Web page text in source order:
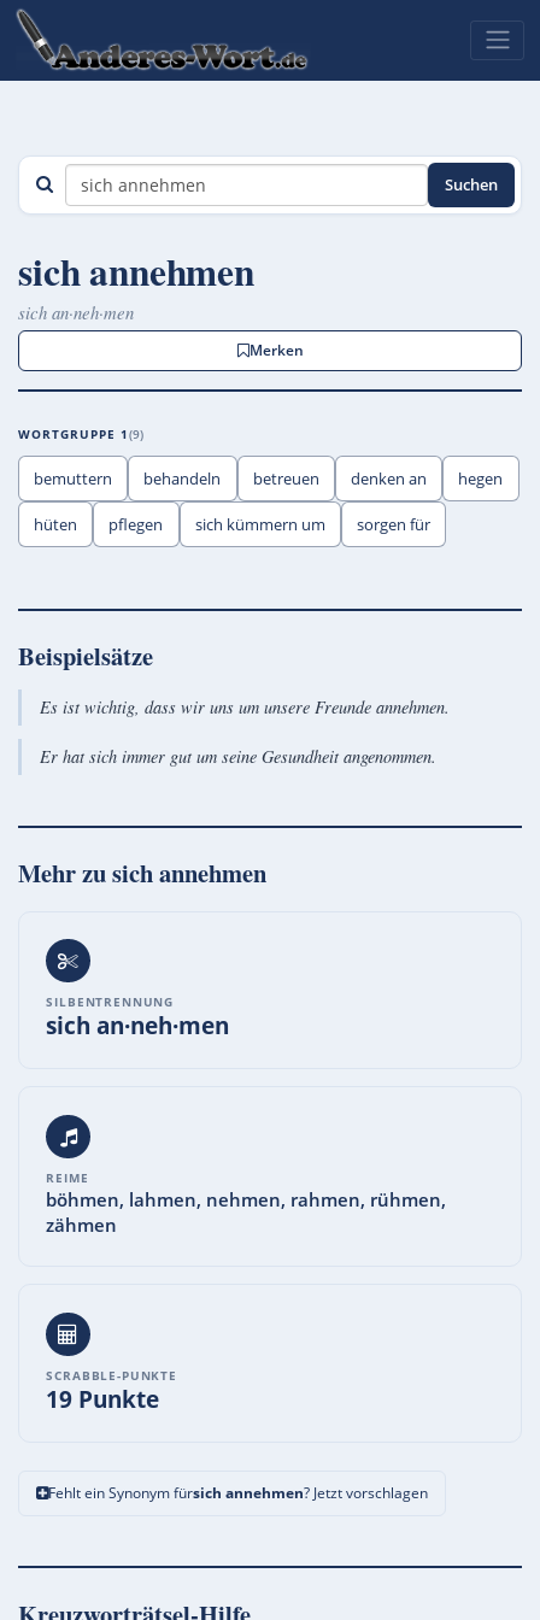
Suchen
sich annehmen
sich an·neh·men
Merken
WORTGRUPPE 1 9
bemuttern behandeln betreuen denken an hegen
hüten pflegen sich kümmern um sorgen für
Beispielsätze
Es ist wichtig, dass wir uns um unsere Freunde annehmen.
Er hat sich immer gut um seine Gesundheit angenommen.
Mehr zusich annehmen
SILBENTRENNUNG
sich an·neh·men
REIME
böhmen, lahmen, nehmen, rahmen, rühmen,
zähmen
SCRABBLE-PUNKTE
19 Punkte
Fehlt ein Synonym fürsich annehmen? Jetzt vorschlagen